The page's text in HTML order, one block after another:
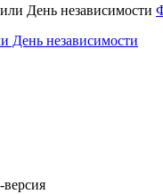
День независимости